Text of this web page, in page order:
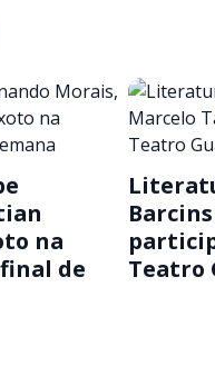
na
de
Teatro